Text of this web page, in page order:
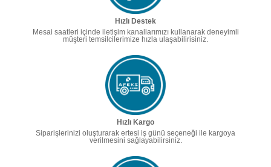
Hızlı Destek
Mesai saatleri içinde iletişim kanallarımızı kullanarak deneyimli
müşteri temsilcilerimize hızla ulaşabilirisiniz.
Hızlı Kargo
Siparişlerinizi oluşturarak ertesi iş günü seçeneği ile kargoya
verilmesini sağlayabilirsiniz.